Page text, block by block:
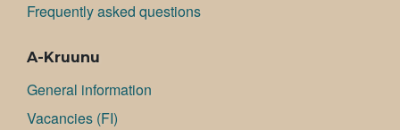
Frequently asked questions
A-Kruunu
General information
Va­can­cies (FI)